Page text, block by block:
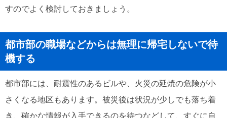
すのでよく検討しておきましょう。
都市部の職場などからは無理に帰宅しないで待
機する
都市部には、耐震性のあるビルや、火災の延焼の危険が小
さくなる地区もあります。被災後は状況が少しでも落ち着
き、確かな情報が入手できるのを待つなどして、すぐに自